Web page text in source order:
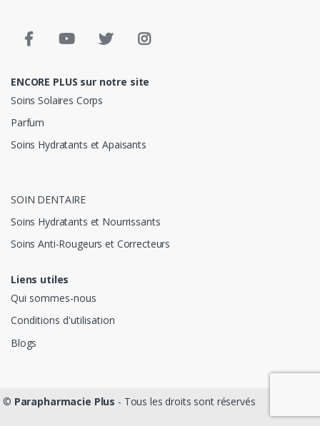
ENCORE PLUS sur notre site
Soins Solaires Corps
Parfum
Soins Hydratants et Apaisants
SOIN DENTAIRE
Soins Hydratants et Nourrissants
Soins Anti-Rougeurs et Correcteurs
Liens utiles
Qui sommes-nous
Conditions d'utilisation
Blogs
© Parapharmacie Plus - Tous les droits sont réservés